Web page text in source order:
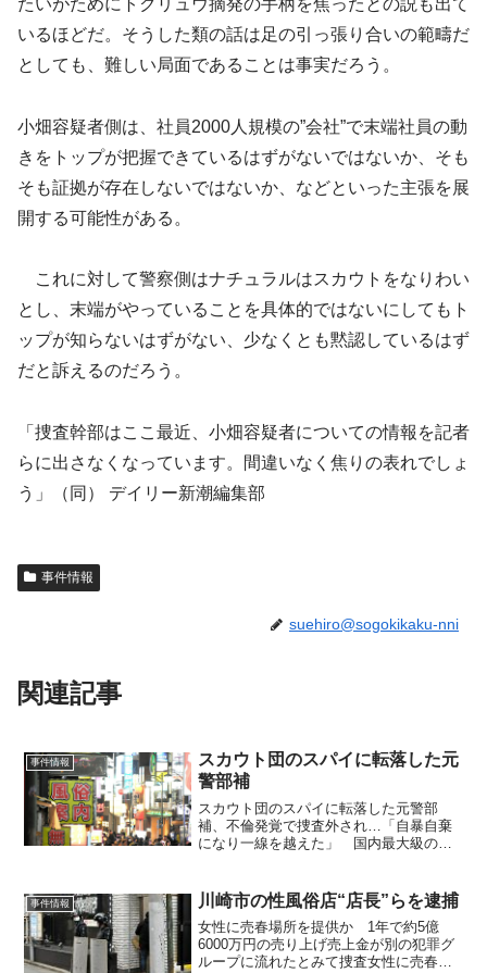
いるほどだ。そうした類の話は足の引っ張り合いの範疇だ
としても、難しい局面であることは事実だろう。
小畑容疑者側は、社員2000人規模の”会社”で末端社員の動
きをトップが把握できているはずがないではないか、そも
そも証拠が存在しないではないか、などといった主張を展
開する可能性がある。
これに対して警察側はナチュラルはスカウトをなりわい
とし、末端がやっていることを具体的ではないにしてもト
ップが知らないはずがない、少なくとも黙認しているはず
だと訴えるのだろう。
「捜査幹部はここ最近、小畑容疑者についての情報を記者
らに出さなくなっています。間違いなく焦りの表れでしょ
う」（同） デイリー新潮編集部
事件情報
suehiro@sogokikaku-nni
関連記事
事件情報
スカウト団のスパイに転落した元
警部補
スカウト団のスパイに転落した元警部
補、不倫発覚で捜査外され…「自暴自棄
になり一線を越えた」 国内最大級のス
（守秘義務）に問われた元警視庁暴力団
対策課警部補の判決が２５日...
事件情報 川崎市の性風俗店“店長”らを逮捕
女性に売春場所を提供か 1年で約5億
6000万円の売り上げ売上金が別の犯罪グ
ループに流れたとみて捜査女性に売春す